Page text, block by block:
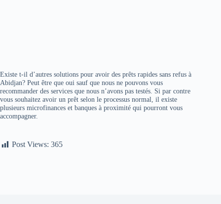
Existe t-il d’autres solutions pour avoir des prêts rapides sans refus à
Abidjan? Peut être que oui sauf que nous ne pouvons vous
recommander des services que nous n’avons pas testés. Si par contre
vous souhaitez avoir un prêt selon le processus normal, il existe
plusieurs microfinances et banques à proximité qui pourront vous
accompagner.
Post Views: 365